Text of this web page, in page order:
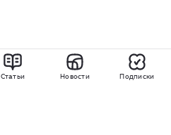
Статьи Новости Подписки